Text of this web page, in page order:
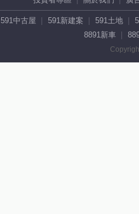
591中古屋 591新建案 591土地
8891新車